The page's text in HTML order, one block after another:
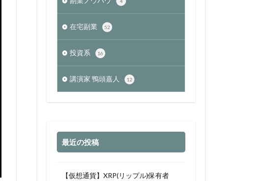
在宅副業 52
投資系 16
講演家 鴨頭嘉人 12
最近の投稿
【仮想通貨】XRP(リップル)保有者